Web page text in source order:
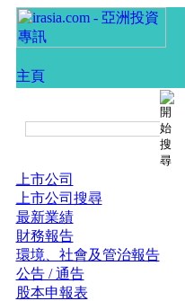
上市公司
上市公司搜尋
最新業績
財務報告
環境、社會及管治報告
公告 / 通告
股本申報表